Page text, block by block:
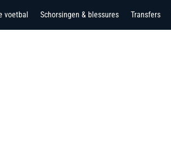
voetbal Schorsingen & blessures Transfers